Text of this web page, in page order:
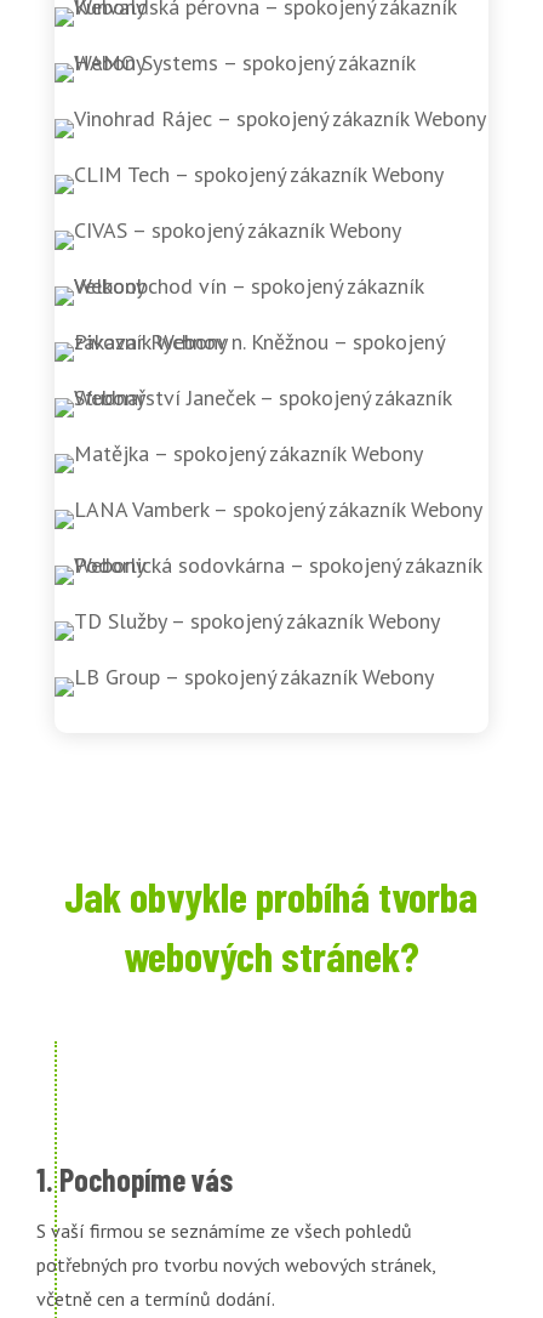
Jak obvykle probíhá tvorba
webových stránek?
1. Pochopíme vás
S vaší firmou se seznámíme ze všech pohledů
potřebných pro tvorbu nových webových stránek,
včetně cen a termínů dodání.